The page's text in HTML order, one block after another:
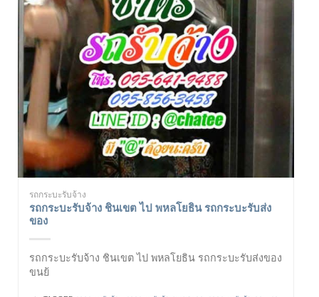
รถกระบะรับจ้าง
รถกระบะรับจ้าง ชินเขต ไป พหลโยธิน รถกระบะรับส่ง
ของ
รถกระบะรับจ้าง ชินเขต ไป พหลโยธิน รถกระบะรับส่งของ
ขนย้